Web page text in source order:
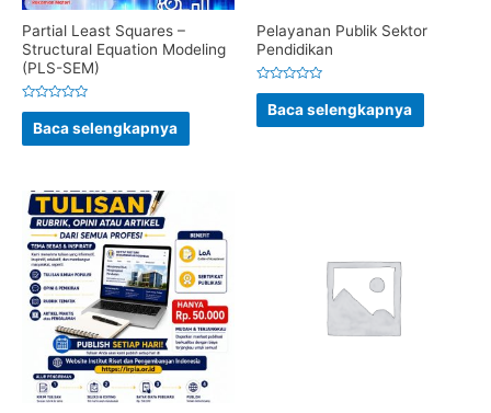
Partial Least Squares –
Structural Equation Modeling
(PLS-SEM)
Dinilai
dari
5
Baca selengkapnya
Pelayanan Publik Sektor
Pendidikan
Dinilai
dari
5
Baca selengkapnya